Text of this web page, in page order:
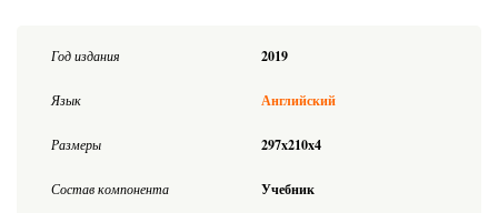
Год издания 2019
Язык Английский
Размеры 297x210x4
Состав компонента Учебник